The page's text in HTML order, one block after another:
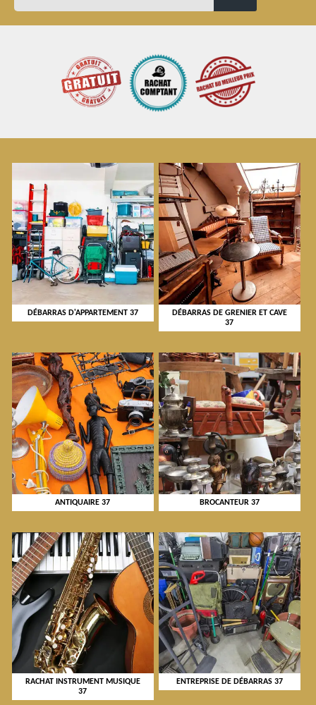
DÉBARRAS D'APPARTEMENT 37
DÉBARRAS DE GRENIER ET CAVE
37
ANTIQUAIRE 37 BROCANTEUR 37
RACHAT INSTRUMENT MUSIQUE
37
ENTREPRISE DE DÉBARRAS 37